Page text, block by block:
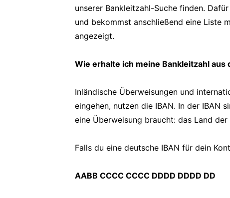
unserer Bankleitzahl-Suche finden.
und bekommst anschließend eine Liste
angezeigt.
Wie erhalte ich meine Bankleitzahl aus
Inländische Überweisungen und
eingehen, nutzen die IBAN. In der IBAN
eine Überweisung braucht: das Land
Falls du eine deutsche IBAN für dein
AABB CCCC CCCC DDDD DDDD DD